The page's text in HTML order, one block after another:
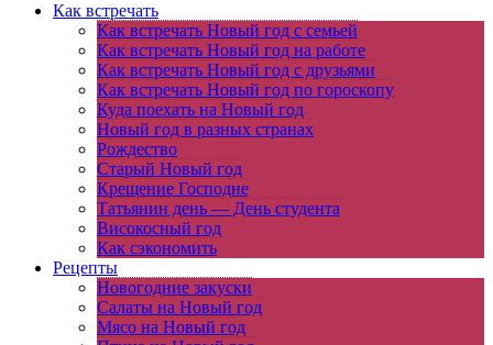
Как встречать
Как встречать Новый год с семьей
Как встречать Новый год на работе
Как встречать Новый год с друзьями
Как встречать Новый год по гороскопу
Куда поехать на Новый год
Новый год в разных странах
Рождество
Старый Новый год
Крещение Господне
Татьянин день — День студента
Високосный год
Как сэкономить
Рецепты
Новогодние закуски
Салаты на Новый год
Мясо на Новый год